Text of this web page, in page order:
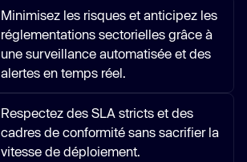
Minimisez les risques et anticipez les
réglementations sectorielles grâce à
une surveillance automatisée et des
alertes en temps réel.
Respectez des SLA stricts et des
cadres de conformité sans sacrifier la
vitesse de déploiement.